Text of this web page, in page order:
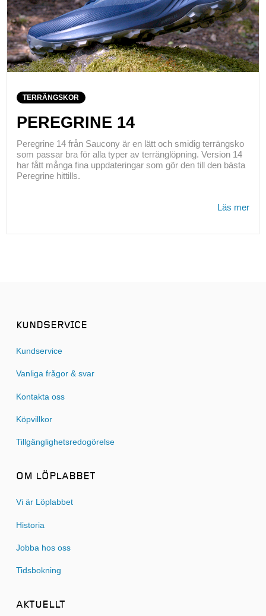
TERRÄNGSKOR
PEREGRINE 14
Peregrine 14 från Saucony är en lätt och smidig terrängsko
som passar bra för alla typer av terränglöpning. Version 14
har fått många fina uppdateringar som gör den till den bästa
Peregrine hittills.
Läs mer
KUNDSERVICE
Kundservice
Vanliga frågor & svar
Kontakta oss
Köpvillkor
Tillgänglighetsredogörelse
OM LÖPLABBET
Vi är Löplabbet
Historia
Jobba hos oss
Tidsbokning
AKTUELLT